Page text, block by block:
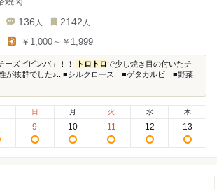
136 人 2142 人
￥1,000～￥1,999
ーズビビンバ」！！ トロ トロで少し焼き目の付いたチ
が抜群でした♪...■シルクロース ■ゲタカルビ ■野菜
日
9
月
10
火
11
水
12
木
13